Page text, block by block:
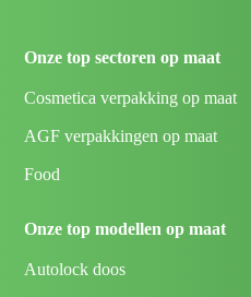
Onze top sectoren op maat
Cosmetica verpakking op maat
AGF verpakkingen op maat
Food
Onze top modellen op maat
Autolock doos